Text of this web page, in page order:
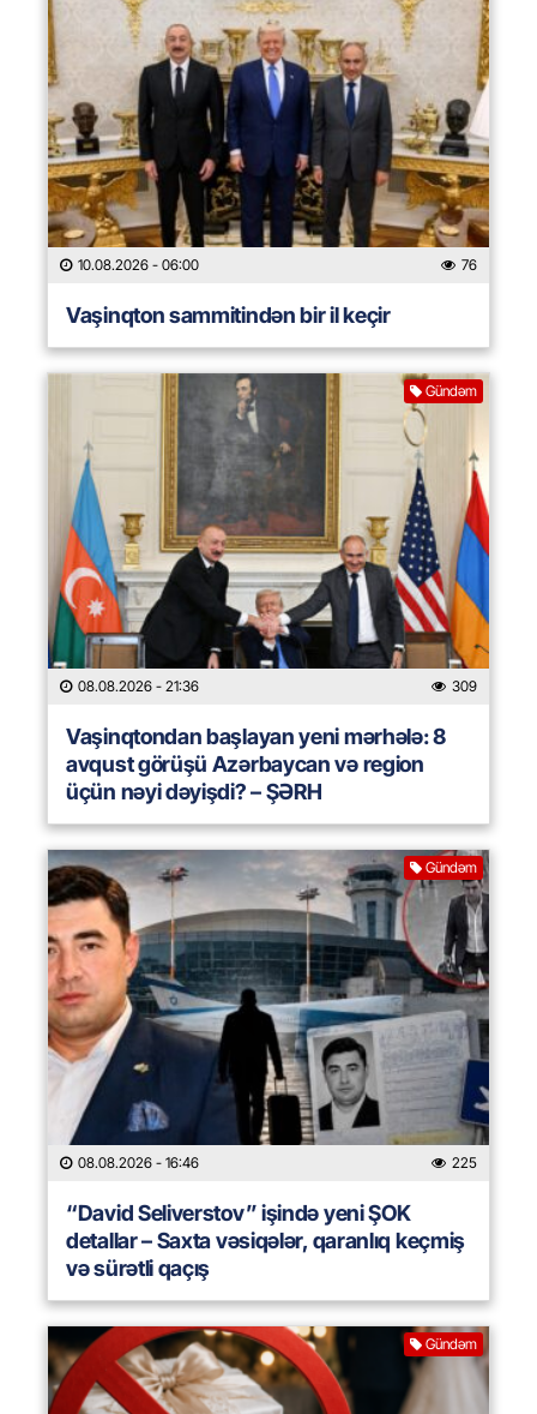
10.08.2026 - 06:00 76
Vaşinqton sammitindən bir il keçir
Gündəm
08.08.2026 - 21:36 309
Vaşinqtondan başlayan yeni mərhələ: 8
avqust görüşü Azərbaycan və region
üçün nəyi dəyişdi? – ŞƏRH
Gündəm
08.08.2026 - 16:46 225
“David Seliverstov” işində yeni ŞOK
detallar – Saxta vəsiqələr, qaranlıq keçmiş
və sürətli qaçış
Gündəm